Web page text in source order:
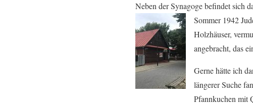
Neben der Synagoge befindet sich
Sommer 1942
Holzhäuser,
angebracht, das
Gerne hätte ich
längerer Suche
Pfannkuchen mit